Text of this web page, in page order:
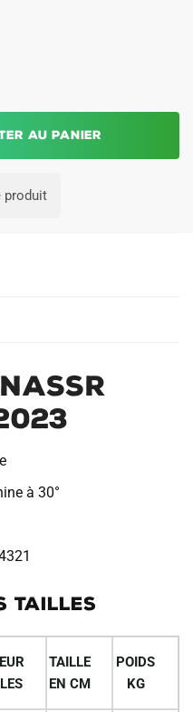
au panier
produit
à 30°
TAILLES
TAILLE
EN CM
POIDS
KG